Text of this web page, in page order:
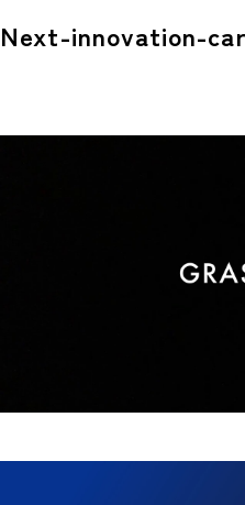
Next-innovation-